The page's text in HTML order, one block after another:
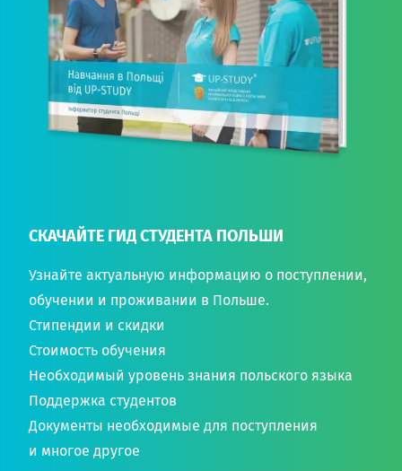
СКАЧАЙТЕ ГИД СТУДЕНТА ПОЛЬШИ
Узнайте актуальную информацию о поступлении,
обучении и проживании в Польше.
Стипендии и скидки
Стоимость обучения
Необходимый уровень знания польского языка
Поддержка студентов
Документы необходимые для поступления
и многое другое